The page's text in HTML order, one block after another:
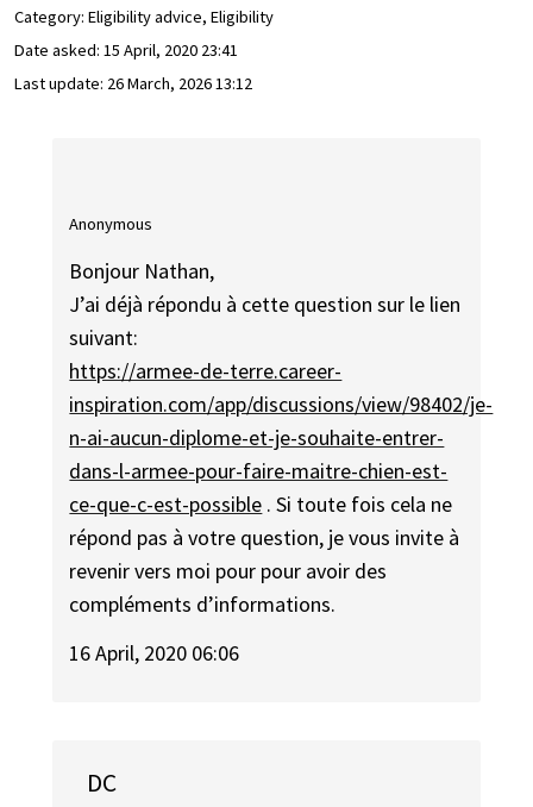
Category: Eligibility advice, Eligibility
Date asked: 15 April, 2020 23:41
Last update: 26 March, 2026 13:12
Anonymous
Bonjour Nathan,
J’ai déjà répondu à cette question sur le lien
suivant:
https://armee-de-terre.career-
inspiration.com/app/discussions/view/98402/je-
n-ai-aucun-diplome-et-je-souhaite-entrer-
dans-l-armee-pour-faire-maitre-chien-est-
ce-que-c-est-possible . Si toute fois cela ne
répond pas à votre question, je vous invite à
revenir vers moi pour pour avoir des
compléments d’informations.
16 April, 2020 06:06
DC